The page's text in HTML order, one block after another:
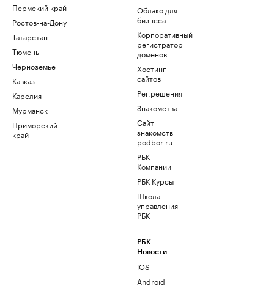
Пермский край
Ростов-на-Дону
Татарстан
Тюмень
Черноземье
Кавказ
Карелия
Мурманск
Приморский
край
Облако для
бизнеса
Корпоративный
регистратор
доменов
Хостинг
сайтов
Рег.решения
Знакомства
Сайт
знакомств
podbor.ru
РБК
Компании
РБК Курсы
Школа
управления
РБК
РБК
Новости
iOS
Android